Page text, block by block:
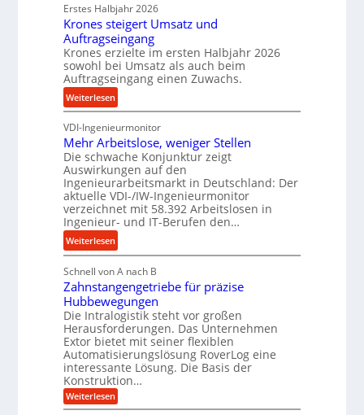
p
r
o
z
e
s
s
e
r
i
e
b
u
n
d
H
y
d
r
a
u
l
i
m
V
e
r
g
l
e
r
ä
z
i
s
e
u
n
d
l
a
n
g
l
e
b
i
g
e
K
u
g
e
l
g
e
w
Erstes Halbjahr 2026
Krones steigert Umsatz und
Auftragseingang
Krones erzielte im ersten Halbjahr 2026
sowohl bei Umsatz als auch beim
Auftragseingang einen Zuwachs.
Weiterlesen:
K
r
o
n
e
s
s
t
e
i
g
r
t
U
m
s
a
t
z
VDI-Ingenieurmonitor
Mehr Arbeitslose, weniger Stellen
Die schwache Konjunktur zeigt
Auswirkungen auf den
Ingenieurarbeitsmarkt in Deutschland: Der
aktuelle VDI-/IW-Ingenieurmonitor
verzeichnet mit 58.392 Arbeitslosen in
Ingenieur- und IT-Berufen den…
Weiterlesen:
M
e
h
r
A
r
b
e
i
t
s
Schnell von A nach B
Zahnstangengetriebe für präzise
Hubbewegungen
Die Intralogistik steht vor großen
Herausforderungen. Das Unternehmen
Extor bietet mit seiner flexiblen
Automatisierungslösung RoverLog eine
interessante Lösung. Die Basis der
Konstruktion…
Weiterlesen:
Z